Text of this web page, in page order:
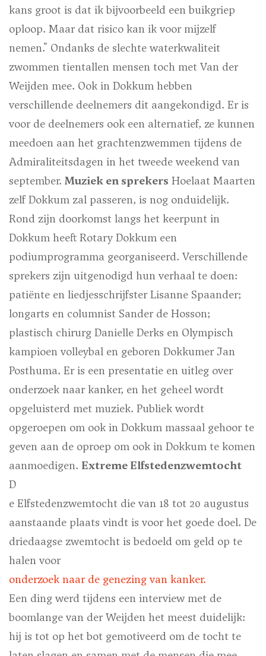
kans groot is dat ik bijvoorbeeld een buikgriep
oploop. Maar dat risico kan ik voor mijzelf
nemen." Ondanks de slechte waterkwaliteit
zwommen tientallen mensen toch met Van der
Weijden mee. Ook in Dokkum hebben
verschillende deelnemers dit aangekondigd. Er is
voor de deelnemers ook een alternatief, ze kunnen
meedoen aan het grachtenzwemmen tijdens de
Admiraliteitsdagen in het tweede weekend van
september. Muziek en sprekers Hoelaat Maarten
zelf Dokkum zal passeren, is nog onduidelijk.
Rond zijn doorkomst langs het keerpunt in
Dokkum heeft Rotary Dokkum een
podiumprogramma georganiseerd. Verschillende
sprekers zijn uitgenodigd hun verhaal te doen:
patiënte en liedjesschrijfster Lisanne Spaander;
longarts en columnist Sander de Hosson;
plastisch chirurg Danielle Derks en Olympisch
kampioen volleybal en geboren Dokkumer Jan
Posthuma. Er is een presentatie en uitleg over
onderzoek naar kanker, en het geheel wordt
opgeluisterd met muziek. Publiek wordt
opgeroepen om ook in Dokkum massaal gehoor te
geven aan de oproep om ook in Dokkum te komen
aanmoedigen. Extreme Elfstedenzwemtocht
D
e Elfstedenzwemtocht die van 18 tot 20 augustus
aanstaande plaats vindt is voor het goede doel. De
driedaagse zwemtocht is bedoeld om geld op te
halen voor
onderzoek naar de genezing van kanker.
Een ding werd tijdens een interview met de
boomlange van der Weijden het meest duidelijk:
hij is tot op het bot gemotiveerd om de tocht te